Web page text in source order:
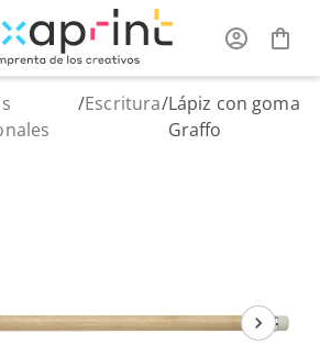
/Escritura/Lápiz con goma
Graffo